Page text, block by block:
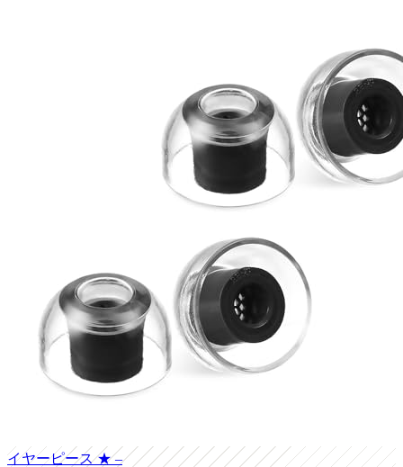
イヤーピース ★ –